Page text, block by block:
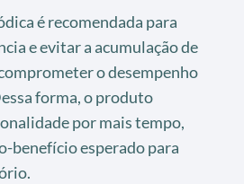
é recomendada para
e evitar a acumulação de
o desempenho
forma, o produto
por mais tempo,
benefício esperado para